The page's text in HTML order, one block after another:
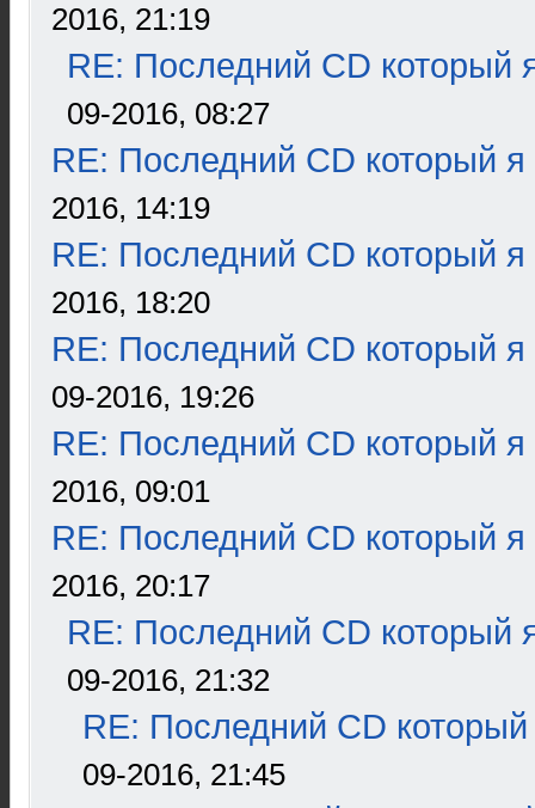
2016, 21:19
RE: Последний CD который
09-2016, 08:27
RE: Последний CD который я
2016, 14:19
RE: Последний CD который я
2016, 18:20
RE: Последний CD который я
09-2016, 19:26
RE: Последний CD который я
2016, 09:01
RE: Последний CD который я
2016, 20:17
RE: Последний CD который
09-2016, 21:32
RE: Последний CD который
09-2016, 21:45